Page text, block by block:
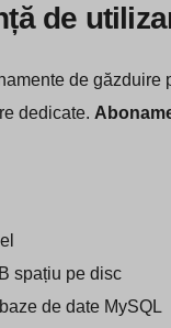
de
de
dedicate.
spațiu pe disc
de date MySQL